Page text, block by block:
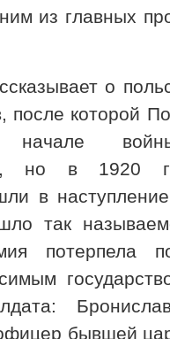
из главных
о
после которой
начале
но в 1920
в
так
потерпела
бывшей